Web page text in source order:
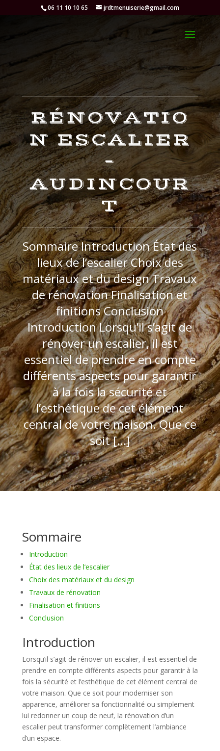
06 11 10 10 65 jrdtmenuiserie@gmail.com
RÉNOVATIO
N ESCALIER
–
AUDINCOUR
T
Sommaire Introduction État des
lieux de l’escalier Choix des
matériaux et du design Travaux
de rénovation Finalisation et
finitions Conclusion
Introduction Lorsqu’il s’agit de
rénover un escalier, il est
essentiel de prendre en compte
différents aspects pour garantir
à la fois la sécurité et
l’esthétique de cet élément
central de votre maison. Que ce
soit […]
Sommaire
Introduction
État des lieux de l’escalier
Choix des matériaux et du design
Travaux de rénovation
Finalisation et finitions
Conclusion
Introduction
Lorsqu’il s’agit de rénover un escalier, il est essentiel de
prendre en compte différents aspects pour garantir à la
fois la sécurité et l’esthétique de cet élément central de
votre maison. Que ce soit pour moderniser son
apparence, améliorer sa fonctionnalité ou simplement
lui redonner un coup de neuf, la rénovation d’un
escalier peut transformer complètement l’ambiance
d’un espace.